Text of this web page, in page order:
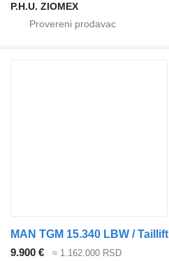
P.H.U. ZIOMEX
MAN TGM 15.340 LBW / Taillift
9.900 €
≈ 1.162.000 RSD